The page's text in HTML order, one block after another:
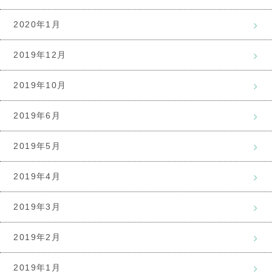
2020年1月
2019年12月
2019年10月
2019年6月
2019年5月
2019年4月
2019年3月
2019年2月
2019年1月